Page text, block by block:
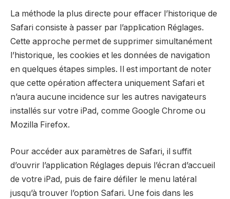
La méthode la plus directe pour effacer l’historique de
Safari consiste à passer par l’application Réglages.
Cette approche permet de supprimer simultanément
l’historique, les cookies et les données de navigation
en quelques étapes simples. Il est important de noter
que cette opération affectera uniquement Safari et
n’aura aucune incidence sur les autres navigateurs
installés sur votre iPad, comme Google Chrome ou
Mozilla Firefox.
Pour accéder aux paramètres de Safari, il suffit
d’ouvrir l’application Réglages depuis l’écran d’accueil
de votre iPad, puis de faire défiler le menu latéral
jusqu’à trouver l’option Safari. Une fois dans les